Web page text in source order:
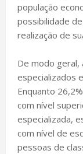
população
possibilidade
realização de
De modo geral,
especializados
Enquanto
com nível
especializada,
com nível de
pessoas de